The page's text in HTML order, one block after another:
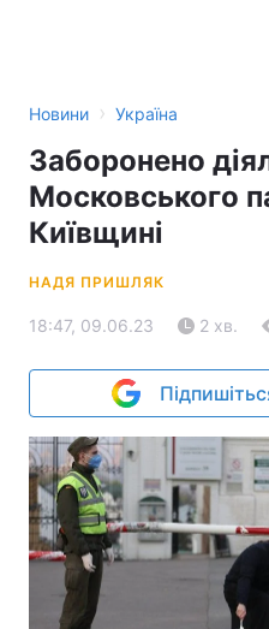
Новини › Україна
Заборонено
Московського
Київщині
НАДЯ ПРИШЛЯК
18:47, 09.06.23 2 хв.